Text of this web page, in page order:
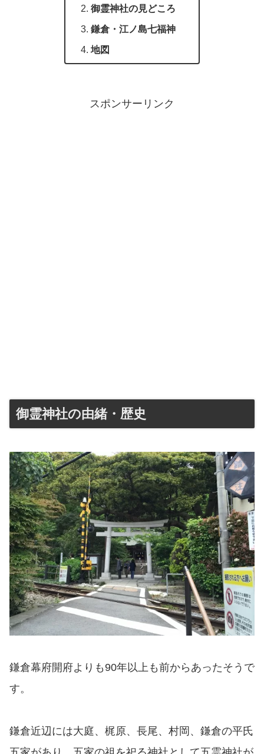
御霊神社の見どころ
鎌倉・江ノ島七福神
地図
スポンサーリンク
御霊神社の由緒・歴史
鎌倉幕府開府よりも90年以上も前からあったそうで
す。
鎌倉近辺には大庭、梶原、長尾、村岡、鎌倉の平氏